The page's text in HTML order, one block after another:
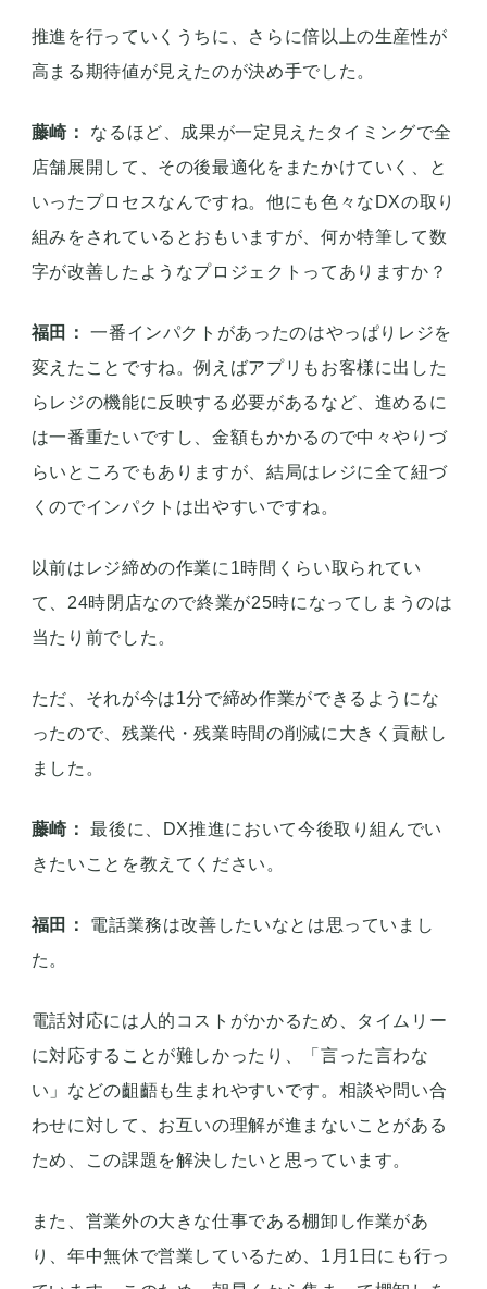
以下になったので、導入する動機にはなりますよ
ね。
それだけ削減できたら、その時間を使ってほかの業
務をやれますし、発注にかかっていたコストがなく
なったらお客様にも還元できて、少しずつでも客単
ジができます。
推進を行っていくうちに、さらに倍以上の生産性が
高まる期待値が見えたのが決め手でした。
藤崎：
なるほど、成果が一定見えたタイミングで全
店舗展開して、その後最適化をまたかけていく、と
いったプロセスなんですね。他にも色々なDXの取り
組みをされているとおもいますが、何か特筆して数
字が改善したようなプロジェクトってありますか？
福田：
一番インパクトがあったのはやっぱりレジを
変えたことですね。例えばアプリもお客様に出した
らレジの機能に反映する必要があるなど、進めるに
は一番重たいですし、金額もかかるので中々やりづ
当たり前でした。
ったので、残業代・残業時間の削減に大きく貢献し
ました。
最後に、DX推進において今後取り組んでい
電話業務は改善したいなとは思っていまし